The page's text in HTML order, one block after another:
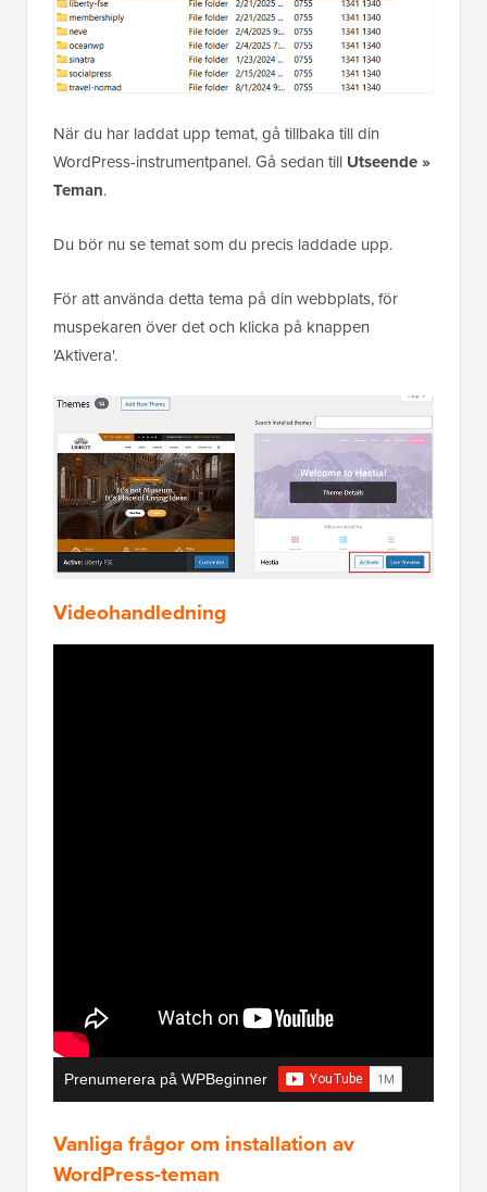
När du har laddat upp temat, gå tillbaka till din
WordPress-instrumentpanel. Gå sedan till Utseende »
Teman.
Du bör nu se temat som du precis laddade upp.
För att använda detta tema på din webbplats, för
muspekaren över det och klicka på knappen
'Aktivera'.
Videohandledning
Prenumerera på WPBeginner
Vanliga frågor om installation av
WordPress-teman